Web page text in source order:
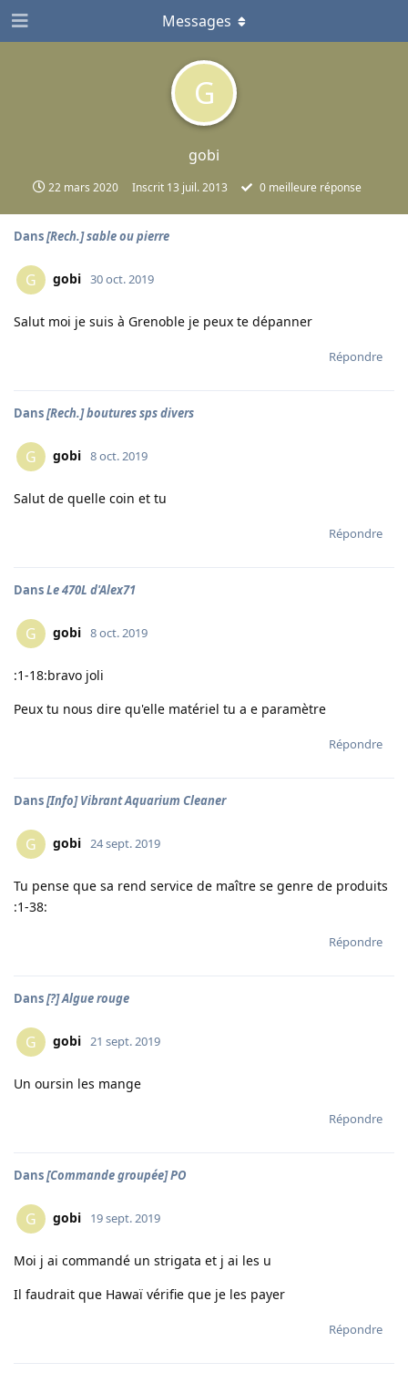
G
gobi
22 mars 2020 Inscrit 13 juil. 2013 0 meilleure réponse
Messages
Dans[Rech.] sable ou pierre
G gobi 30 oct. 2019
Salut moi je suis à Grenoble je peux te dépanner
Répondre
Dans[Rech.] boutures sps divers
G gobi 8 oct. 2019
Salut de quelle coin et tu
Répondre
DansLe 470L d'Alex71
G gobi 8 oct. 2019
:1-18:bravo joli
Peux tu nous dire qu'elle matériel tu a e paramètre
Répondre
Dans[Info] Vibrant Aquarium Cleaner
G gobi 24 sept. 2019
Tu pense que sa rend service de maître se genre de produits
:1-38:
Répondre
Dans[?] Algue rouge
G gobi 21 sept. 2019
Un oursin les mange
Répondre
Dans[Commande groupée] PO
G gobi 19 sept. 2019
Moi j ai commandé un strigata et j ai les u
Il faudrait que Hawaï vérifie que je les payer
Répondre